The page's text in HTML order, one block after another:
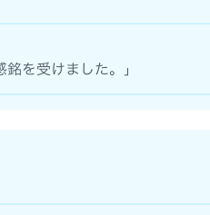
を受けました。」